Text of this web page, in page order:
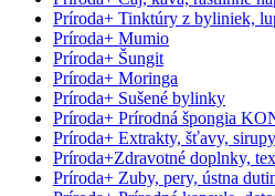
Príroda+ Tinktúry z byliniek,
Príroda+ Mumio
Príroda+ Šungit
Príroda+ Moringa
Príroda+ Sušené bylinky
Príroda+ Prírodná špongia
Príroda+ Extrakty, šťavy, sirupy
Príroda+Zdravotné doplnky,
Príroda+ Zuby, pery, ústna